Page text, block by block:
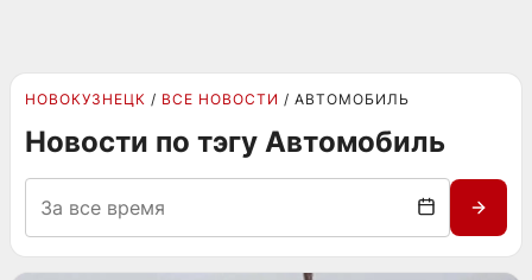
НОВОКУЗНЕЦК ВСЕ НОВОСТИ АВТОМОБИЛЬ
Новости по тэгу Автомобиль